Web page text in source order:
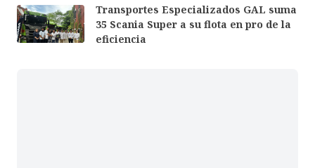
Transportes Especializados GAL suma
35 Scania Super a su flota en pro de la
eficiencia